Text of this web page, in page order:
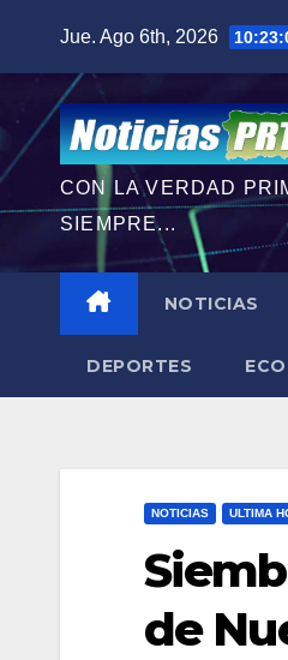
contenido
Jue. Ago 6th, 2026
CON LA VERDAD
SIEMPRE...
NOTICIAS
DEPORTES
NOTICIAS ULTIMA
de